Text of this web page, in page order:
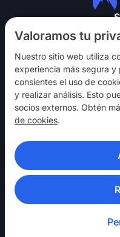
Valoramos tu
Nuestro sitio web utiliza
experiencia más segura
consientes el uso de
y realizar análisis. Esto
socios externos. Obtén
de cookies.
NordVPN
Involúcrate
Ayuda
Descubre
APLICACIONES VPN
© 2026 Nord Security. Todos